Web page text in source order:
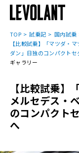
TOP 試乗記
国内試乗
【比較試乗】「マツダ・
ダン」日独のコンパクト
ギャラリー
【比較試乗】
メルセデス・
のコンパクト
へ